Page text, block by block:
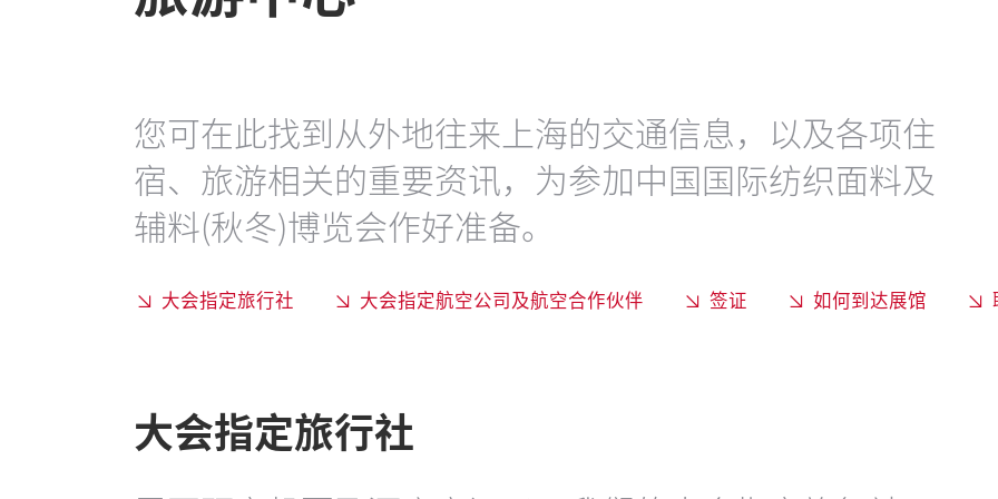
您可在此找到从外地往来上海的交通信息，以及各项住
宿、旅游相关的重要资讯，为参加中国国际纺织面料及
辅料(秋冬)博览会作好准备。
大会指定旅行社 大会指定航空公司及航空合作伙伴 签证 如何到达展馆
大会指定旅行社